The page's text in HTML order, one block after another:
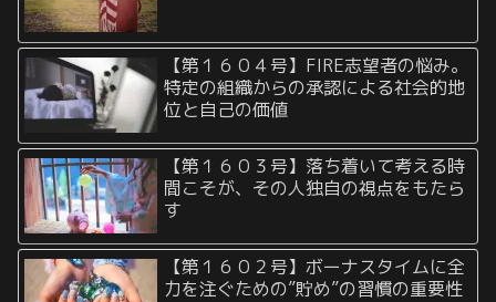
【第１６０４号】FIRE志望者の悩み。
特定の組織からの承認による社会的地
位と自己の価値
【第１６０３号】落ち着いて考える時
間こそが、その人独自の視点をもたら
す
【第１６０２号】ボーナスタイムに全
力を注ぐための”貯め”の習慣の重要性